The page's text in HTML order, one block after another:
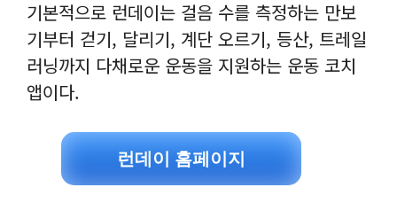
기본적으로 런데이는 걸음 수를 측정하는 만보
기부터 걷기, 달리기, 계단 오르기, 등산, 트레일
러닝까지 다채로운 운동을 지원하는 운동 코치
앱이다.
런데이 홈페이지